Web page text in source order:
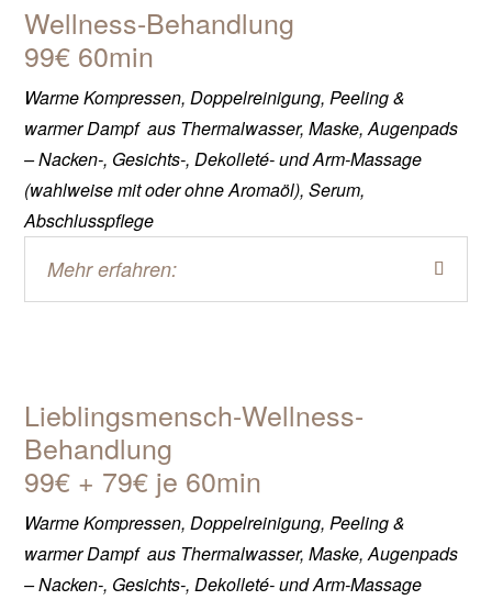
Wellness-Behandlung
99€ 60min
Warme Kompressen, Doppelreinigung, Peeling &
warmer Dampf aus Thermalwasser, Maske, Augenpads
– Nacken-, Gesichts-, Dekolleté- und Arm-Massage
(wahlweise mit oder ohne Aromaöl), Serum,
Abschlusspflege
Mehr erfahren:
Lieblingsmensch-Wellness-
Behandlung
99€ + 79€ je 60min
Warme Kompressen, Doppelreinigung, Peeling &
warmer Dampf aus Thermalwasser, Maske, Augenpads
– Nacken-, Gesichts-, Dekolleté- und Arm-Massage